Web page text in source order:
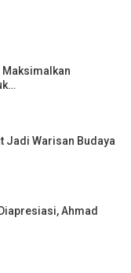
Maksimalkan
Jadi Warisan Budaya
Ahmad